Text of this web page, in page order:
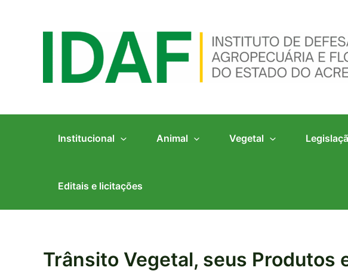
Institucional Animal Vegetal
Editais e licitações
Trânsito Vegetal, seus Produtos